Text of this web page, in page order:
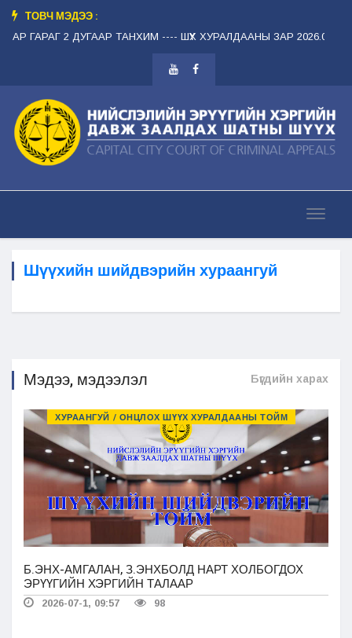
ТОВЧ МЭДЭЭ :
ГАРАГ 2 ДУГААР ТАНХИМ ---- ШҮҮХ ХУРАЛДААНЫ ЗАР 2026.08.12
Шүүхийн шийдвэрийн хураангуй
Мэдээ, мэдээлэл Бүгдийн харах
ХУРААНГУЙ / ОНЦЛОХ ШҮҮХ ХУРАЛДААНЫ ТОЙМ
Б.ЭНХ-АМГАЛАН, З.ЭНХБОЛД НАРТ ХОЛБОГДОХ
ЭРҮҮГИЙН ХЭРГИЙН ТАЛААР
2026-07-1, 09:57 98